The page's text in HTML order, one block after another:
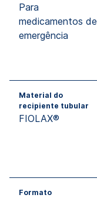
Para
medicamentos de
emergência
Material do
recipiente tubular
FIOLAX®
Formato